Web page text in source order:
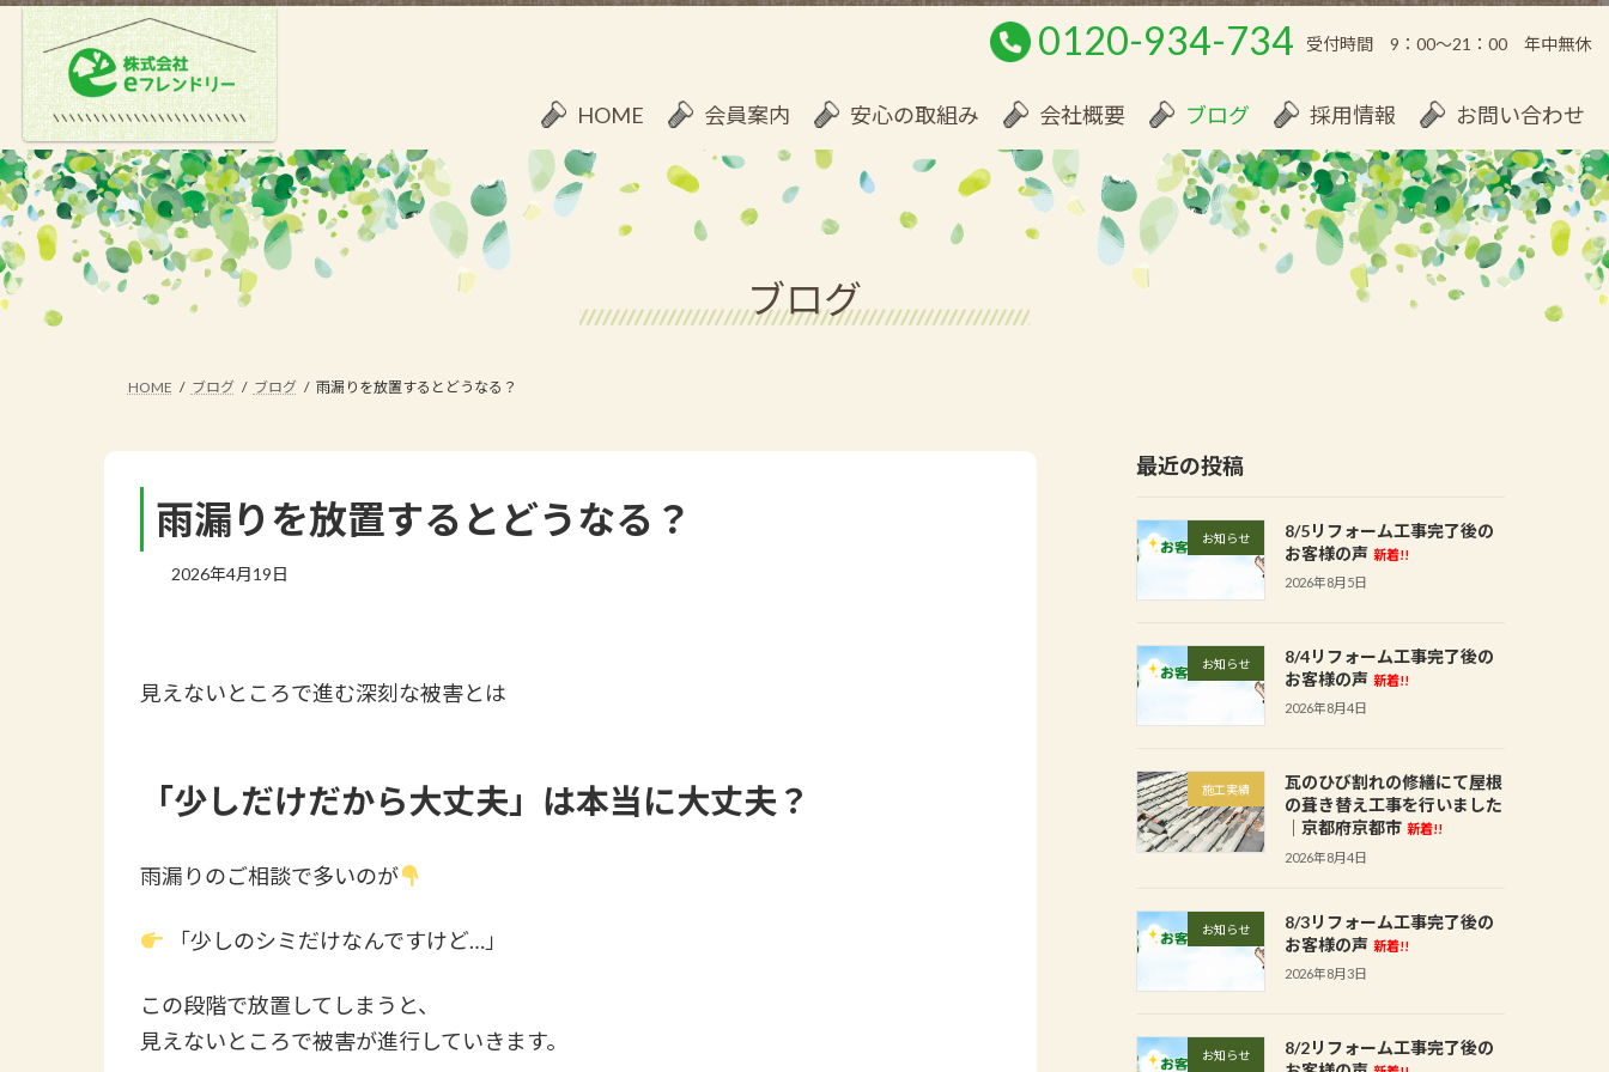
へ
ス
キ
ッ
プ
ョ
ン
に
移
動
0120-934-734 受付時間 9：00～21：00 年中無休
HOME 会員案内 安心の取組み 会社概要 ブログ 採用情報 お問い合わせ
ブログ
HOME ブログ ブログ 雨漏りを放置するとどうなる？
雨漏りを放置するとどうなる？
2026年4月19日
見えないところで進む深刻な被害とは
「少しだけだから大丈夫」は本当に大丈夫？
雨漏りのご相談で多いのが
「少しのシミだけなんですけど…」
この段階で放置してしまうと、
見えないところで被害が進行していきます。
最近の投稿
お知らせ
8/5リフォーム工事完了後の
お客様の声 新着!!
2026年8月5日
お知らせ
8/4リフォーム工事完了後の
お客様の声 新着!!
2026年8月4日
施工実績
瓦のひび割れの修繕にて屋根
の葺き替え工事を行いました
│京都府京都市 新着!!
2026年8月4日
お知らせ
8/3リフォーム工事完了後の
お客様の声 新着!!
2026年8月3日
お知らせ
8/2リフォーム工事完了後の